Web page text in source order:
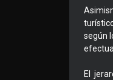
según
El